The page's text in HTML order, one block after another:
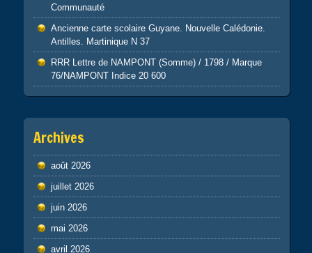
Communauté
Ancienne carte scolaire Guyane. Nouvelle Calédonie.
Antilles. Martinique N 37
RRR Lettre de NAMPONT (Somme) / 1798 / Marque
76/NAMPONT Indice 20 600
Archives
août 2026
juillet 2026
juin 2026
mai 2026
avril 2026